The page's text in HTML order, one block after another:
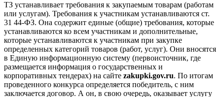
ТЗ устанавливает требования к закупаемым товарам (работам
или услугам). Требования к участникам устанавливаются ст.
31 44-ФЗ. Она содержит единые (общие) требования, которые
устанавливаются ко всем участникам и дополнительные,
которые устанавливаются к участникам при закупке
определенных категорий товаров (работ, услуг). Они вносятся
в Единую информационную систему (первоисточник, где
размещается информация о государственных и
корпоративных тендерах) на сайте zakupki.gov.ru. По итогам
проведенного конкурса определяется победитель, с ним
заключается договор. А он, в свою очередь, оказывает услугу